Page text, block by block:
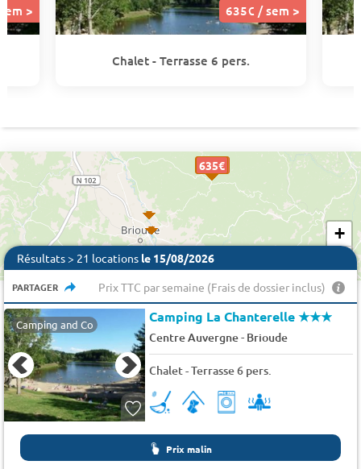
> 635€ / sem >
Chalet - Terrasse 6 pers.
635 €
635€
635€
635€
635€
635€
635€
635€
+
Résultats > 21 locations le 15/08/2026
PARTAGER Prix TTC par semaine (Frais de dossier inclus)
Camping and Co Camping La Chanterelle★★★
Centre Auvergne- Brioude
Chalet - Terrasse 6 pers.
Prix malin